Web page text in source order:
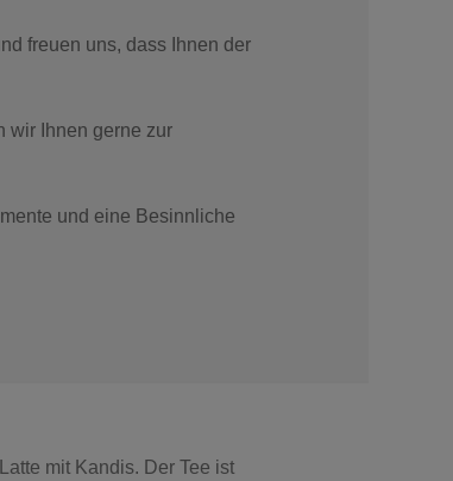
freuen uns, dass Ihnen der
wir Ihnen gerne zur
und eine Besinnliche
mit Kandis. Der Tee ist